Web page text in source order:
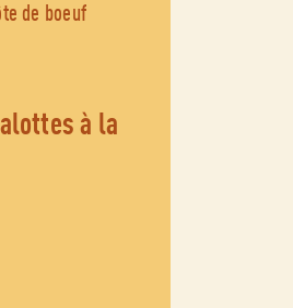
de boeuf